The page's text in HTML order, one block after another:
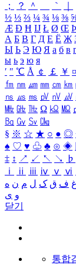
；
？ ＾ ｀
½ ⅓ ⅔ ¼ ¾ ⅛ ⅜
Æ Ð Ħ Ĳ Ł Ø Œ Þ
А Б В Г Д Е Ё Ж
Ы Ь Э Ю Я а б в
ы ь э ю я
′ ″ ℃ Å ￠ ￡ ￥ ¤
㎙ ㎚ ㎛ ㎜ ㎝ ㎞
㎱ ㎲ ㎳ ㎴ ㎵ ㎶
㎒ ㎓ ㎔ Ω ㏀ ㏁
㏃ ㏉ ㏜ ㏆
§ ※ ☆ ★ ○ ● ◎
♠ ♡ ♥ ♧ ♣ ⊙ ◈
‡ ↕ ↗ ↙ ↖ ↘ ♭
ⅰ
ⅱ ⅲ ⅳ ⅴ ⅵ
غ ف ق ک ل م ن ه
و ی
닫기
통합